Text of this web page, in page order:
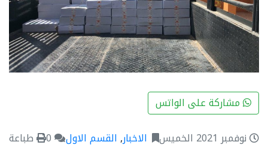
مشاركة على الواتس
نوفمبر 2021 الخميس
الاخبار,القسم الاول 0 طباعة